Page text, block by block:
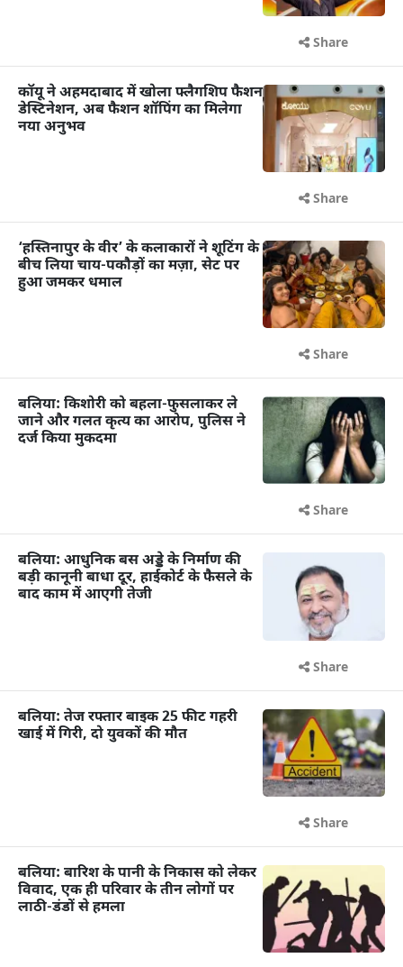
Share
कॉयू ने अहमदाबाद में खोला फ्लैगशिप फैशन
डेस्टिनेशन, अब फैशन शॉपिंग का मिलेगा
नया अनुभव
Share
‘हस्तिनापुर के वीर’ के कलाकारों ने शूटिंग के
बीच लिया चाय-पकौड़ों का मज़ा, सेट पर
हुआ जमकर धमाल
Share
बलिया: किशोरी को बहला-फुसलाकर ले
जाने और गलत कृत्य का आरोप, पुलिस ने
दर्ज किया मुकदमा
Share
बलिया: आधुनिक बस अड्डे के निर्माण की
बड़ी कानूनी बाधा दूर, हाईकोर्ट के फैसले के
बाद काम में आएगी तेजी
Share
बलिया: तेज रफ्तार बाइक 25 फीट गहरी
खाई में गिरी, दो युवकों की मौत
Share
बलिया: बारिश के पानी के निकास को लेकर
विवाद, एक ही परिवार के तीन लोगों पर
लाठी-डंडों से हमला